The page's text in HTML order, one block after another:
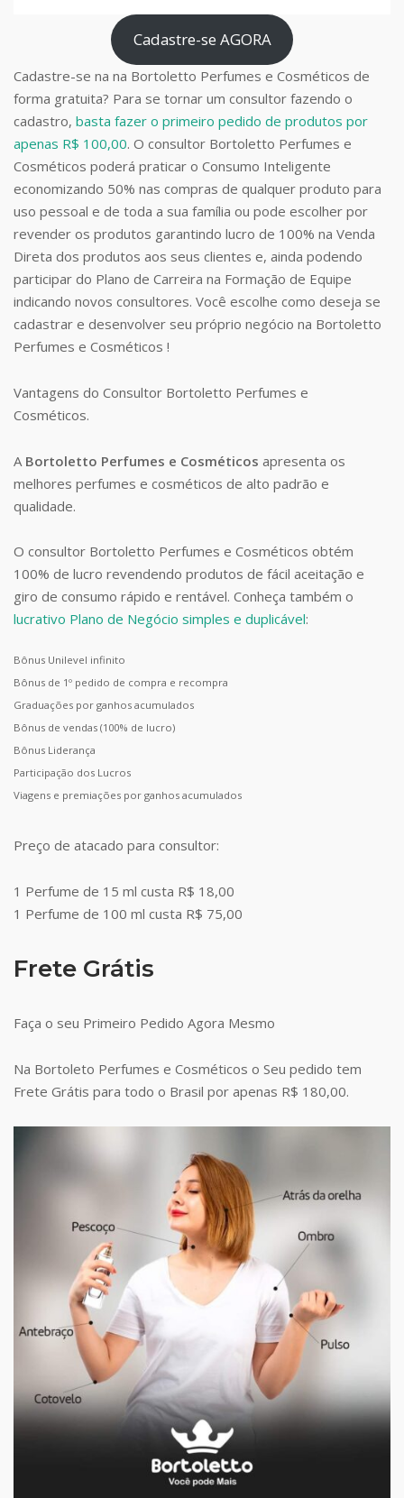
Cadastre-se AGORA
Cadastre-se na na Bortoletto Perfumes e Cosméticos de
forma gratuita? Para se tornar um consultor fazendo o
cadastro, basta fazer o primeiro pedido de produtos por
apenas R$ 100,00. O consultor Bortoletto Perfumes e
Cosméticos poderá praticar o Consumo Inteligente
economizando 50% nas compras de qualquer produto para
uso pessoal e de toda a sua família ou pode escolher por
revender os produtos garantindo lucro de 100% na Venda
Direta dos produtos aos seus clientes e, ainda podendo
participar do Plano de Carreira na Formação de Equipe
indicando novos consultores. Você escolhe como deseja se
cadastrar e desenvolver seu próprio negócio na Bortoletto
Perfumes e Cosméticos !
Vantagens do Consultor Bortoletto Perfumes e
Cosméticos.
A Bortoletto Perfumes e Cosméticos apresenta os
melhores perfumes e cosméticos de alto padrão e
qualidade.
O consultor Bortoletto Perfumes e Cosméticos obtém
100% de lucro revendendo produtos de fácil aceitação e
giro de consumo rápido e rentável. Conheça também o
lucrativo Plano de Negócio simples e duplicável:
Bônus Unilevel infinito
Bônus de 1º pedido de compra e recompra
Graduações por ganhos acumulados
Bônus de vendas (100% de lucro)
Bônus Liderança
Participação dos Lucros
Viagens e premiações por ganhos acumulados
Preço de atacado para consultor:
1 Perfume de 15 ml custa R$ 18,00
1 Perfume de 100 ml custa R$ 75,00
Frete Grátis
Faça o seu Primeiro Pedido Agora Mesmo
Na Bortoleto Perfumes e Cosméticos o Seu pedido tem
Frete Grátis para todo o Brasil por apenas R$ 180,00.